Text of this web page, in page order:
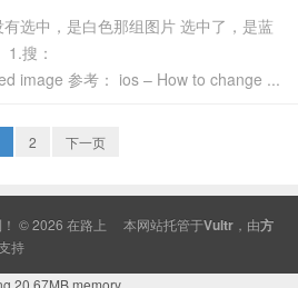
选中，是白色那组图片 选中了，是蓝
搜：
image 参考： ios – How to change ...
2 下一页
© 2026 在路上 本网站托管于Vultr ，由方
持
20.67MB memory